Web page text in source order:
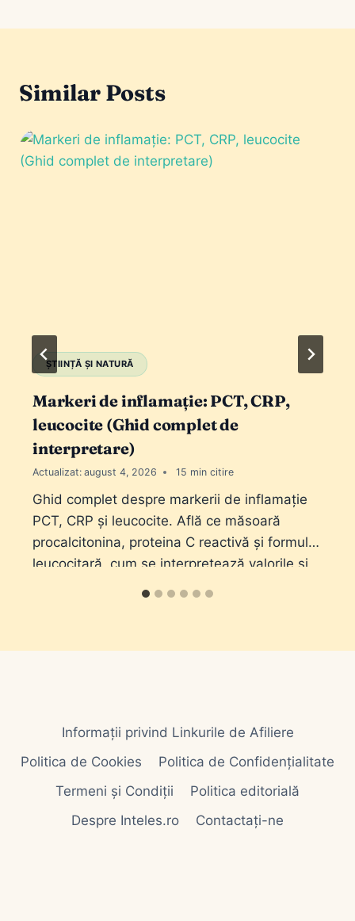
Similar Posts
ȘTIINȚĂ ȘI NATURĂ
Markeri de inflamație: PCT, CRP,
leucocite (Ghid complet de
interpretare)
Actualizat: august 4, 2026 15
Ghid complet despre markerii de inflamație
PCT, CRP și leucocite. Află ce măsoară
procalcitonina, proteina C reactivă și formula
leucocitară, cum se interpretează valorile și
Informații privind Linkurile de Afiliere
Politica de Cookies
Politica de Confidențialitate
Termeni și Condiții
Politica editorială
Despre Inteles.ro
Contactați-ne